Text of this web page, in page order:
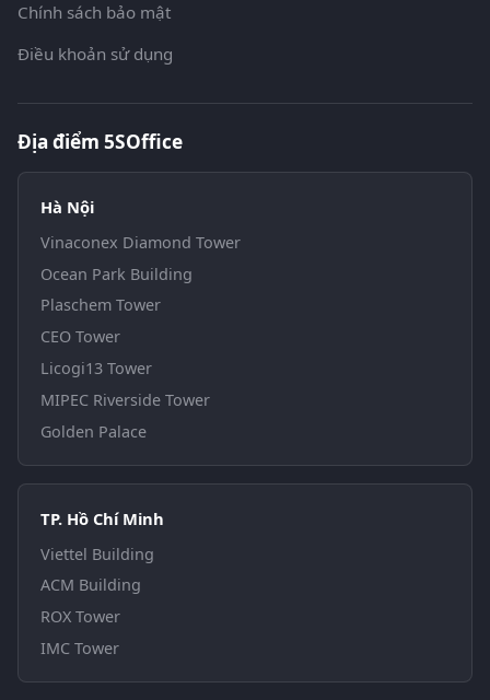
Chính sách bảo mật
Điều khoản sử dụng
Địa điểm 5SOffice
Hà Nội
Vinaconex Diamond Tower
Ocean Park Building
Plaschem Tower
CEO Tower
Licogi13 Tower
MIPEC Riverside Tower
Golden Palace
TP. Hồ Chí Minh
Viettel Building
ACM Building
ROX Tower
IMC Tower